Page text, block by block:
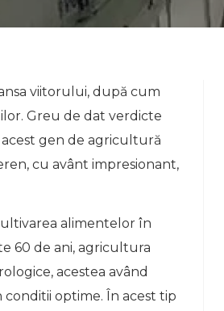
viitorului, după cum
Greu de dat verdicte
gen de agricultură
cu avânt impresionant,
alimentelor în
60 de ani, agricultura
acestea având
optime. În acest tip